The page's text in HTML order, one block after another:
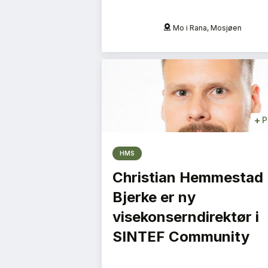
Oslo
+
HMS
Christian Hemmestad
Bjerke er ny
visekonserndirektør i
SINTEF Community